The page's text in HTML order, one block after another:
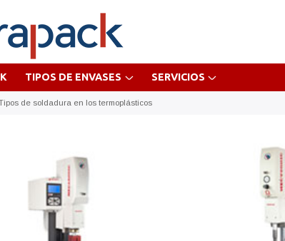
TIPOS DE ENVASES SERVICIOS
de soldadura en los termoplásticos